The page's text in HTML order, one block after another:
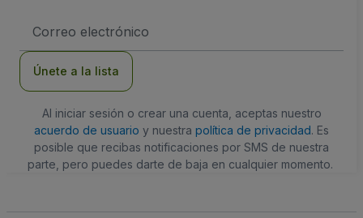
de
Únete a la lista
Al iniciar sesión o crear una cuenta, aceptas nuestro
acuerdo de usuario y nuestra política de privacidad. Es
posible que recibas notificaciones por SMS de nuestra
parte, pero puedes darte de baja en cualquier momento.